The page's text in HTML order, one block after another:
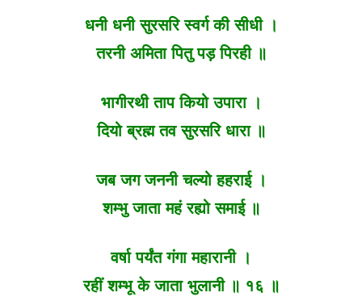
धनी धनी सुरसरि स्वर्ग की सीधी ।
तरनी अमिता पितु पड़ पिरही ॥
भागीरथी ताप कियो उपारा ।
दियो ब्रह्म तव सुरसरि धारा ॥
जब जग जननी चल्यो हहराई ।
शम्भु जाता महं रह्यो समाई ॥
वर्षा पर्यंत गंगा महारानी ।
रहीं शम्भू के जाता भुलानी ॥ १६ ॥